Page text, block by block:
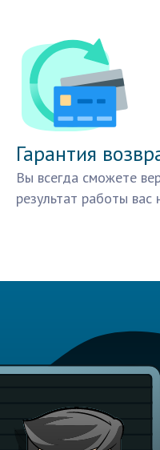
Гарантия
Вы всегда сможете
результат работы вас